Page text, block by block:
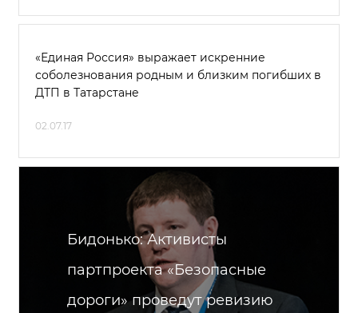
«Единая Россия» выражает искренние
соболезнования родным и близким погибших в
ДТП в Татарстане
02.07.17
Бидонько: Активисты
партпроекта «Безопасные
дороги» проведут ревизию